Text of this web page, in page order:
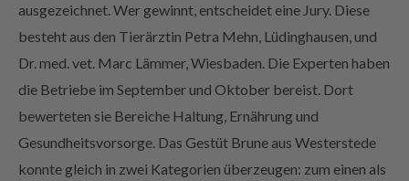
ausgezeichnet. Wer gewinnt, entscheidet eine Jury. Diese
besteht aus den Tierärztin Petra Mehn, Lüdinghausen, und
Dr. med. vet. Marc Lämmer, Wiesbaden. Die Experten haben
die Betriebe im September und Oktober bereist. Dort
bewerteten sie Bereiche Haltung, Ernährung und
Gesundheitsvorsorge. Das Gestüt Brune aus Westerstede
konnte gleich in zwei Kategorien überzeugen: zum einen als